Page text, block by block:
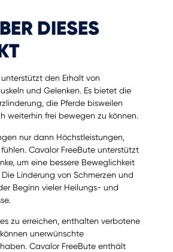
DIESES
den Erhalt von
und Gelenken. Es bietet die
die Pferde bisweilen
weiterhin frei bewegen zu können.
nur dann Höchstleistungen,
Cavalor FreeBute unterstützt
um eine bessere Beweglichkeit
Linderung von Schmerzen und
Beginn vieler Heilungs- und
zu erreichen, enthalten verbotene
unerwünschte
Cavalor FreeBute enthält